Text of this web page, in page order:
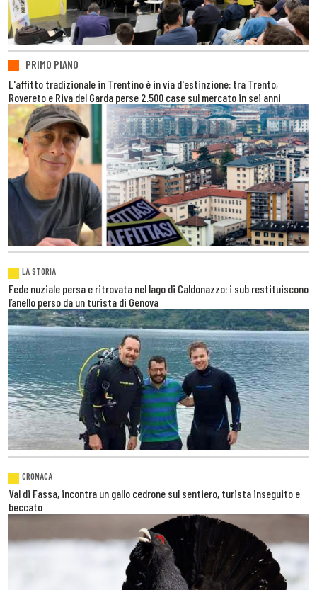
PRIMO PIANO
L'affitto tradizionale in Trentino è in via d'estinzione: tra Trento,
Rovereto e Riva del Garda perse 2.500 case sul mercato in sei anni
LA STORIA
Fede nuziale persa e ritrovata nel lago di Caldonazzo: i sub restituiscono
l’anello perso da un turista di Genova
CRONACA
Val di Fassa, incontra un gallo cedrone sul sentiero, turista inseguito e
beccato